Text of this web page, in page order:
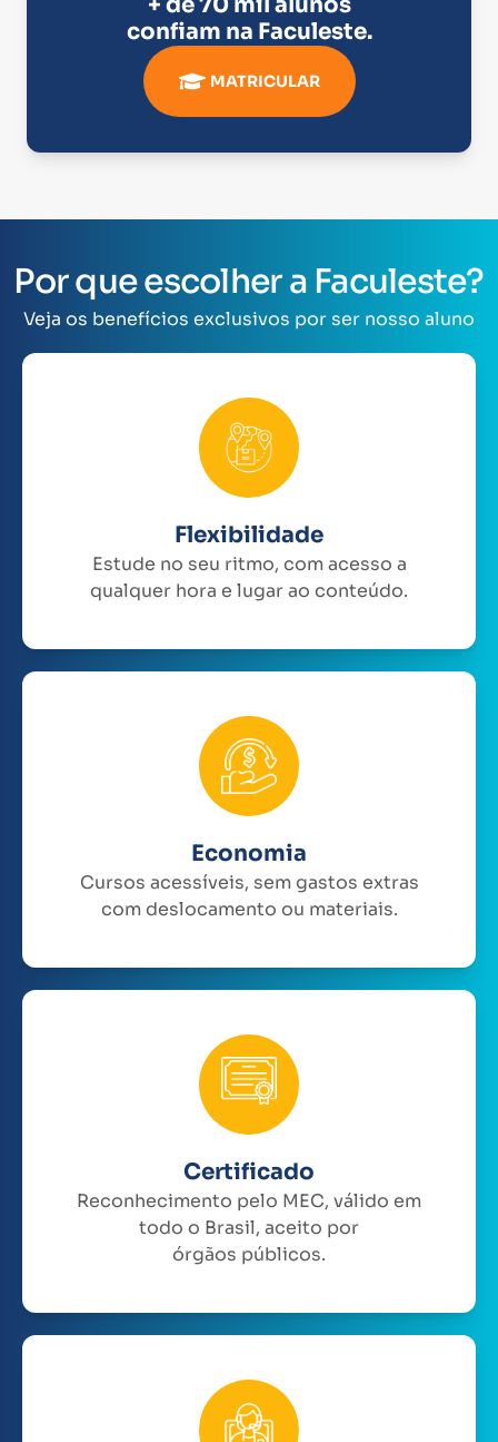
confiam na Faculeste.
MATRICULAR
Por que escolher a Faculeste?
Veja os benefícios exclusivos por ser nosso aluno
Flexibilidade
Estude no seu ritmo, com acesso a
qualquer hora e lugar ao conteúdo.
Economia
Cursos acessíveis, sem gastos extras
com deslocamento ou materiais.
Certificado
Reconhecimento pelo MEC, válido em
todo o Brasil, aceito por
órgãos públicos.